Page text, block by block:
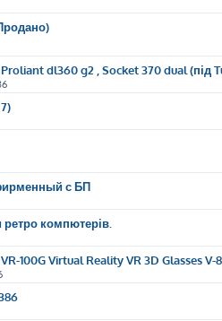
dl360 g2 , Socket 370 dual (під
с БП
ретро компютерів.
100G Virtual Reality VR 3D Glasses V-